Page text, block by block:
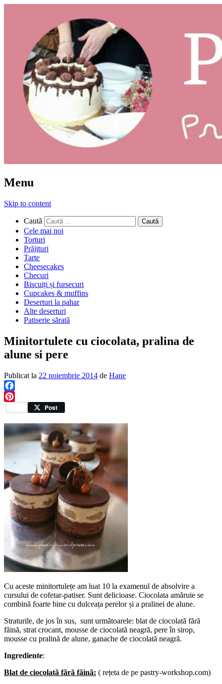
Pleziruri
Prăjituri: ce și cum
Menu
Skip to content
Caută
Cele mai noi
Torturi
Prăjituri
Tarte
Cheesecakes
Checuri
Biscuiți și fursecuri
Cupcakes & muffins
Deserturi la pahar
Alte deserturi
Patiserie sărată
Minitortulete cu ciocolata, pralina de
alune si pere
Publicat la 22 noiembrie 2014 de Hane
Facebook
Pinterest
Post
Cu aceste minitortulețe am luat 10 la examenul de absolvire a
cursului de cofetar-patiser. Sunt delicioase. Ciocolata amăruie se
combină foarte bine cu dulceața perelor și a pralinei de alune.
Straturile, de jos în sus, sunt următoarele: blat de ciocolată fără
făină, strat crocant, mousse de ciocolată neagră, pere în sirop,
mousse cu pralină de alune, ganache de ciocolată neagră.
Ingrediente:
Blat de ciocolată fără făină: ( rețeta de pe pastry-workshop.com)